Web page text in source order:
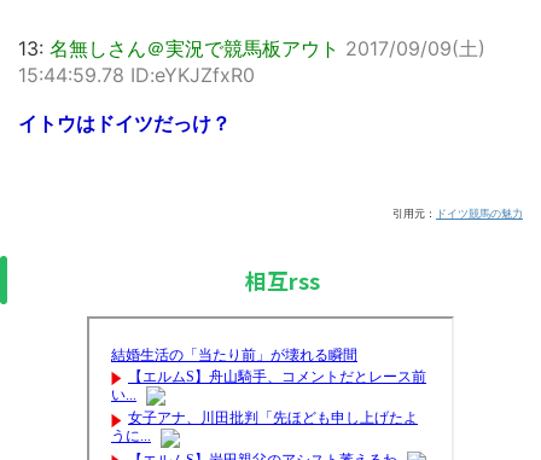
13: 名無しさん＠実況で競馬板アウト 2017/09/09(土)
15:44:59.78 ID:eYKJZfxR0
イトウはドイツだっけ？
引用元： ドイツ競馬の魅力
相互rss